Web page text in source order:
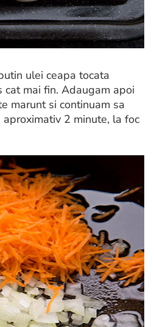
ulei ceapa tocata
cat mai fin. Adaugam apoi
marunt si continuam sa
2 minute, la foc